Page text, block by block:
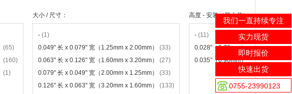
(65)
(160)
(1)
大小 / 尺寸：
- (1)
0.049" 长 x 0.079" 宽（1.25mm x 2.00mm） (33)
0.063" 长 x 0.126" 宽（1.60mm x 3.20mm） (27)
0.079" 长 x 0.049" 宽（2.00mm x 1.25mm） (33)
0.126" 长 x 0.063" 宽（3.20mm x 1.60mm） (133)
高度 - 安装（最大值）：
- (11)
0.028"（0.70mm）(63)
0.035"（0.90mm）(153)
电容
我们一直持续专注
实力现货
即时报价
快速出货
0755-23990123